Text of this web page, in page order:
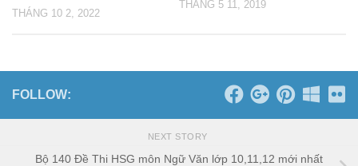
THÁNG 10 2, 2022
THÁNG 5 11, 2019
FOLLOW:
NEXT STORY
Bộ 140 Đề Thi HSG môn Ngữ Văn lớp 10,11,12 mới nhất